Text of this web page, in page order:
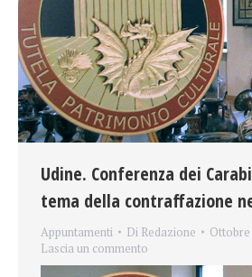
Udine. Conferenza dei
tema della contraffazione
Appuntamenti Di Redazione
Ottobre
Lascia un commento